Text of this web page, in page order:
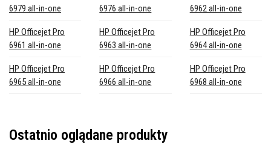
6979 all-in-one
6976 all-in-one
6962 all-in-one
HP Officejet Pro
6961 all-in-one
HP Officejet Pro
6963 all-in-one
HP Officejet Pro
6964 all-in-one
HP Officejet Pro
6965 all-in-one
HP Officejet Pro
6966 all-in-one
HP Officejet Pro
6968 all-in-one
Ostatnio oglądane produkty